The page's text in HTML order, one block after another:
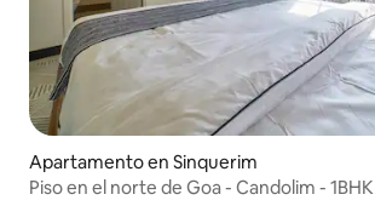
Apartamento en Sinquerim
Piso en el norte de Goa - Candolim -